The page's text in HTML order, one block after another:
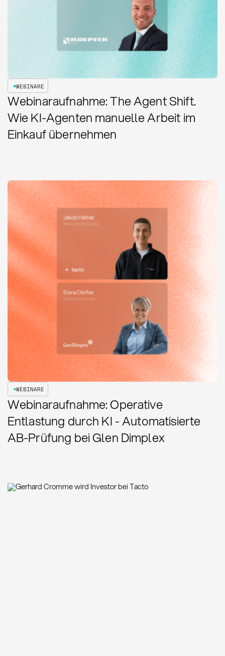
WEBINARE
Webinaraufnahme: The Agent Shift.
Wie KI-Agenten manuelle Arbeit im
Einkauf übernehmen
WEBINARE
Webinaraufnahme: Operative
Entlastung durch KI - Automatisierte
AB-Prüfung bei Glen Dimplex